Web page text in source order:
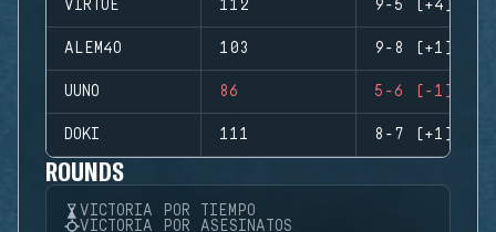
VIRTUE 112 9-5 (+4)
ALEM4O 103 9-8 (+1)
UUNO 86 5-6 (-1)
DOKI 111 8-7 (+1)
ROUNDS
VICTORIA POR TIEMPO
VICTORIA POR ASESINATOS